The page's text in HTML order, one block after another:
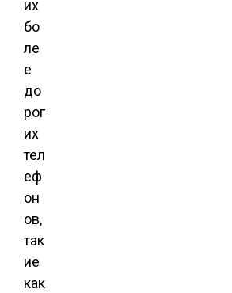
их
бо
ле
е
до
рог
их
тел
еф
он
ов,
так
ие
как